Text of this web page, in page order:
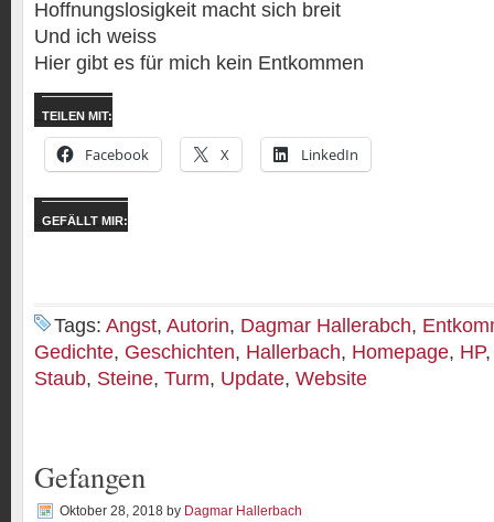
Hoffnungslosigkeit macht sich breit
Und ich weiss
Hier gibt es für mich kein Entkommen
TEILEN MIT:
Facebook X LinkedIn
GEFÄLLT MIR:
Tags: Angst, Autorin, Dagmar Hallerabch,
Gedichte, Geschichten, Hallerbach, Homepage, HP
Staub, Steine, Turm, Update, Website
Gefangen
Oktober 28, 2018 by Dagmar Hallerbach